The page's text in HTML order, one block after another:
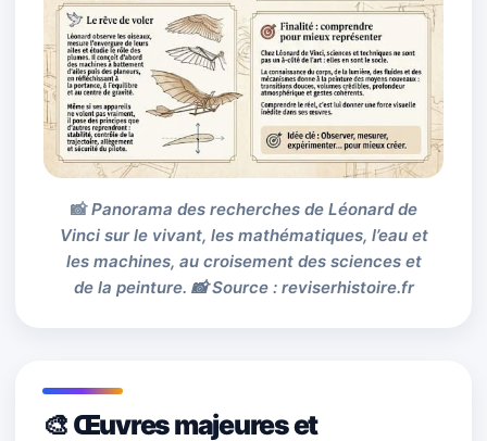
Panorama des recherches de Léonard de
Vinci sur le vivant, les mathématiques, l’eau et
les machines, au croisement des sciences et
de la peinture. 📸 Source : reviserhistoire.fr
🎨 Œuvres majeures et